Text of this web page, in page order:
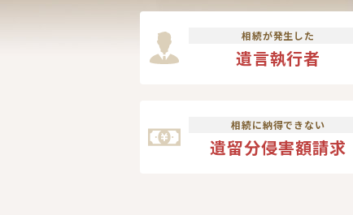
相続が発生した
遺言執行者
相続に納得できない
遺留分侵害額請求